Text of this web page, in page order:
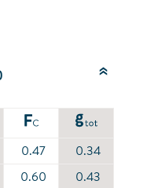
0.47
0.34
0.60
0.43